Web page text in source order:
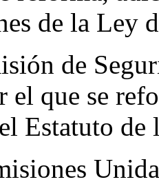
de la Ley
de
el que se
Estatuto de